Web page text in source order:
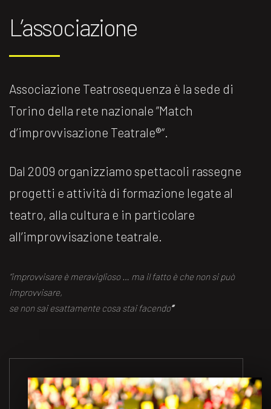
L’associazione
Associazione Teatrosequenza è la sede di
Torino della rete nazionale ”Match
d’improvvisazione Teatrale®️“.
Dal 2009 organizziamo spettacoli rassegne
progetti e attività di formazione legate al
teatro, alla cultura e in particolare
all’improvvisazione teatrale.
“improvvisare è meraviglioso … ma il fatto è che non si può
improvvisare,
se non sai esattamente cosa stai facendo“